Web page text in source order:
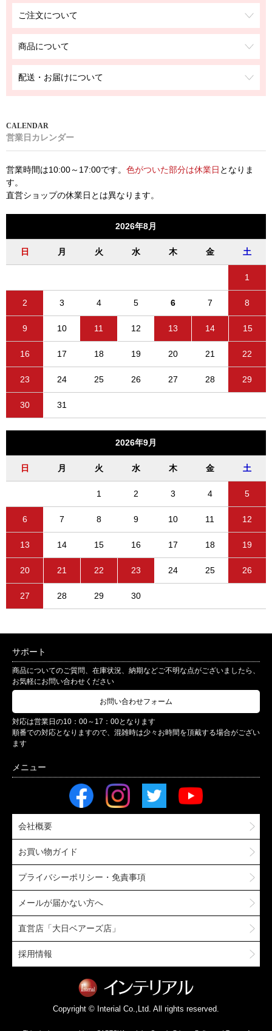
ご注文について
商品について
配送・お届けについて
営業日カレンダー
営業時間は10:00～17:00です。 色がついた部分は休業日 となりま
す。
直営ショップの休業日とは異なります。
2026年8月
日 月 火 水 木 金 土
1
2 3 4 5 6 7 8
9 10 11 12 13 14 15
16 17 18 19 20 21 22
23 24 25 26 27 28 29
30 31
2026年9月
日 月 火 水 木 金 土
1 2 3 4 5
6 7 8 9 10 11 12
13 14 15 16 17 18 19
20 21 22 23 24 25 26
27 28 29 30
サポート
商品についてのご質問、在庫状況、納期などご不明な点がございましたら、
お気軽にお問い合わせください
お問い合わせフォーム
対応は営業日の10：00～17：00となります
順番での対応となりますので、混雑時は少々お時間を頂戴する場合がござい
ます
会社概要
お買い物ガイド
プライバシーポリシー・免責事項
メールが届かない方へ
直営店「大日ベアーズ店」
採用情報
Copyright © Interial Co.,Ltd. All rights reserved.